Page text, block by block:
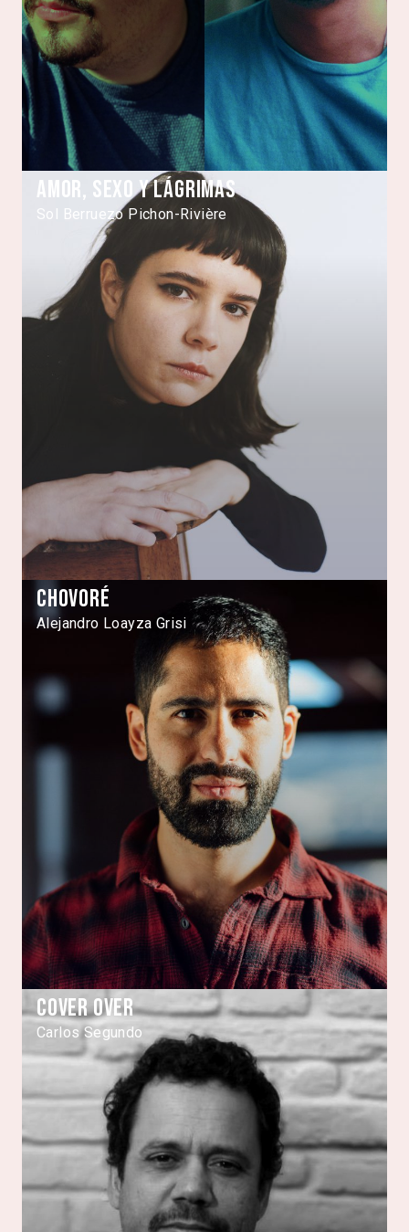
Amor, sexo y lágrimas
Sol Berruezo Pichon-Rivière
Chovoré
Alejandro Loayza Grisi
Cover Over
Carlos Segundo